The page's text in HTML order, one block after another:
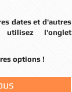
utilisez l'onglet
options !